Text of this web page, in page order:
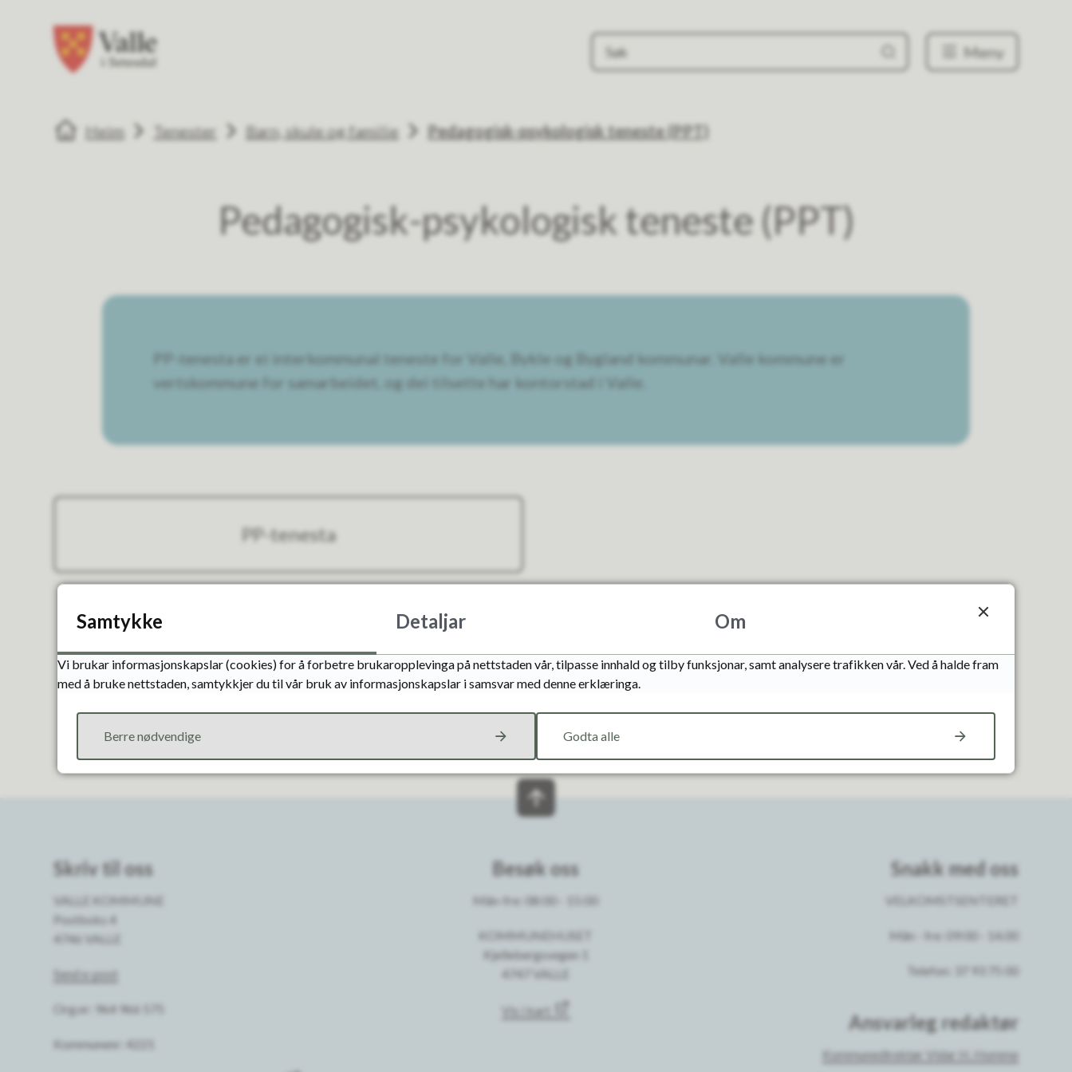
Valle kommune
Meny
Du er her:Heim Tenester Barn, skule og familie Pedagogisk-psykologisk teneste (PPT)
Pedagogisk-psykologisk teneste (PPT)
PP-tenesta er ei interkommunal teneste for Valle, Bykle og Bygland kommunar. Valle kommune er
vertskommune for samarbeidet, og dei tilsette har kontorstad i Valle.
PP-tenesta
Fann du det du leita etter?
Ja Nei
Skriv til oss
VALLE KOMMUNE
Postboks 4
4746 VALLE
Send e-post
Org.nr: 964 966 575
Kommunenr: 4221
Besøk oss
Mån-fre: 08:00 - 15:00
KOMMUNEHUSET
Kjellebergsvegen 1
4747 VALLE
Vis i kart
Snakk med oss
VELKOMSTSENTERET
Mån - fre: 09:00 - 14.00
Telefon: 37 93 75 00
Ansvarleg redaktør
Kommunedirektør Vidar H. Homme
Samtykke Detaljar Om
Vi brukar informasjonskapslar (cookies) for å forbetre brukaropplevinga på nettstaden vår, tilpasse innhald og tilby funksjonar, samt analysere trafikken vår. Ved å halde fram
med å bruke nettstaden, samtykkjer du til vår bruk av informasjonskapslar i samsvar med denne erklæringa.
Berre nødvendige Godta alle